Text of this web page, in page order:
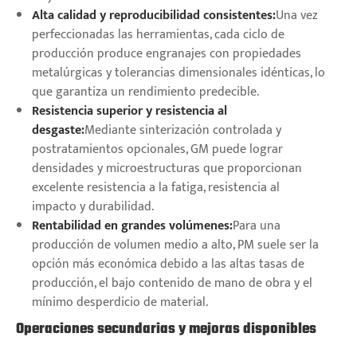
Alta calidad y reproducibilidad consistentes:Una vez
perfeccionadas las herramientas, cada ciclo de
producción produce engranajes con propiedades
metalúrgicas y tolerancias dimensionales idénticas, lo
que garantiza un rendimiento predecible.
Resistencia superior y resistencia al
desgaste:Mediante sinterización controlada y
postratamientos opcionales, GM puede lograr
densidades y microestructuras que proporcionan
excelente resistencia a la fatiga, resistencia al
impacto y durabilidad.
Rentabilidad en grandes volúmenes:Para una
producción de volumen medio a alto, PM suele ser la
opción más económica debido a las altas tasas de
producción, el bajo contenido de mano de obra y el
mínimo desperdicio de material.
Operaciones secundarias y mejoras disponibles